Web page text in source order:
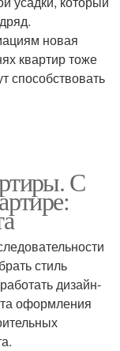
новая
квартир тоже
способствовать
С
стиль
дизайн-
оформления